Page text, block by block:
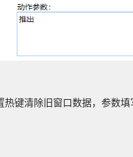
热键清除旧窗口数据，参数填